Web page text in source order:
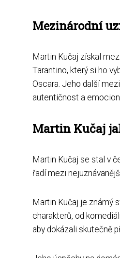
Mezinárodní
Martin Kučaj získal
Tarantino, který si ho
Oscara. Jeho další
autentičnost a
Martin Kučaj
Martin Kučaj se stal v
řadí mezi
Martin Kučaj je známý
charakterů, od
aby dokázali skutečně